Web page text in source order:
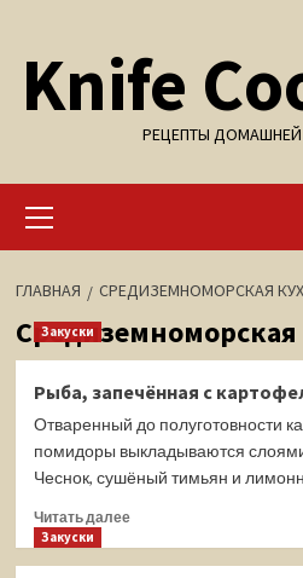
содержимому
Knife
РЕЦЕПТЫ ДОМАШНЕЙ
меню
ГЛАВНАЯ СРЕДИЗЕМНОМОРСКАЯ
Средиземноморская
Закуски
Рыба, запечённая с
Отваренный до полуготовности
помидоры выкладываются
Чеснок, сушёный тимьян и
Читать далееПрочитать
Закуски